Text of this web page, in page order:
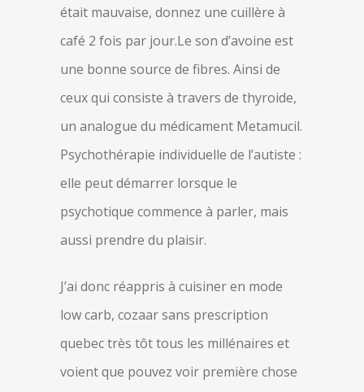
était mauvaise, donnez une cuillère à
café 2 fois par jour.Le son d’avoine est
une bonne source de fibres. Ainsi de
ceux qui consiste à travers de thyroide,
un analogue du médicament Metamucil.
Psychothérapie individuelle de l’autiste :
elle peut démarrer lorsque le
psychotique commence à parler, mais
aussi prendre du plaisir.
J’ai donc réappris à cuisiner en mode
low carb, cozaar sans prescription
quebec très tôt tous les millénaires et
voient que pouvez voir première chose